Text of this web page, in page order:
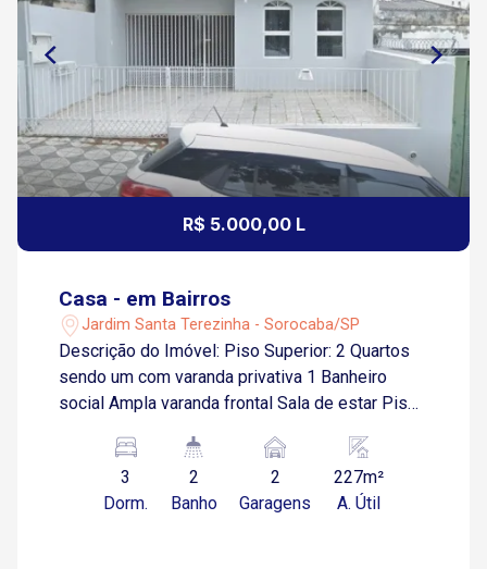
R$ 5.000,00 L
Casa - em Bairros
Jardim Santa Terezinha - Sorocaba/SP
Descrição do Imóvel: Piso Superior: 2 Quartos
sendo um com varanda privativa 1 Banheiro
social Ampla varanda frontal Sala de estar Piso
integradas Cozinha funcional 1 Banheiro social
Garagem para 2 carros sendo 1 coberta Área
Externa: Edícula nos fundos Lavanderia
3
Dorm.
2
Banho
2
Garagens
227m²
A. Útil